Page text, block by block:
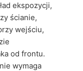
ekspozycji,
ścianie,
wejściu,
od frontu.
wymaga